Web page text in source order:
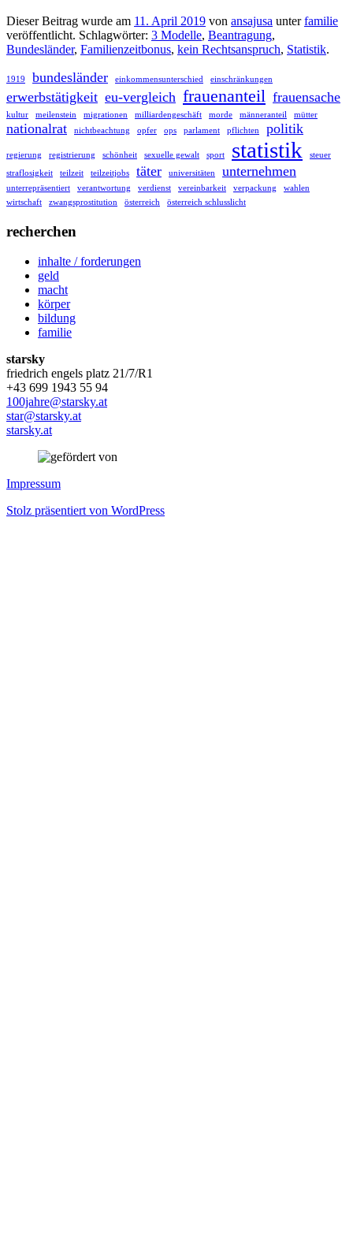
Dieser Beitrag wurde am 11. April 2019 von ansajusa unterfamilie
veröffentlicht. Schlagwörter: 3 Modelle, Beantragung,
Bundesländer, Familienzeitbonus, kein Rechtsanspruch, Statistik.
1919 bundesländer einkommensunterschied einschränkungen
erwerbstätigkeit eu-vergleich frauenanteil frauensache
kultur meilenstein migrationen milliardengeschäft morde männeranteil mütter
nationalrat nichtbeachtung opfer ops parlament pflichten politik
regierung registrierung schönheit sexuelle gewalt sport statistik steuer
straflosigkeit teilzeit teilzeitjobs täter universitäten unternehmen
unterrepräsentiert verantwortung verdienst vereinbarkeit verpackung
wahlen
wirtschaft
zwangsprostitution österreich österreich schlusslicht
recherchen
inhalte / forderungen
geld
macht
körper
bildung
familie
starsky
friedrich engels platz 21/7/R1
+43 699 1943 55 94
100jahre@starsky.at
star@starsky.at
starsky.at
Impressum
Stolz präsentiert von WordPress